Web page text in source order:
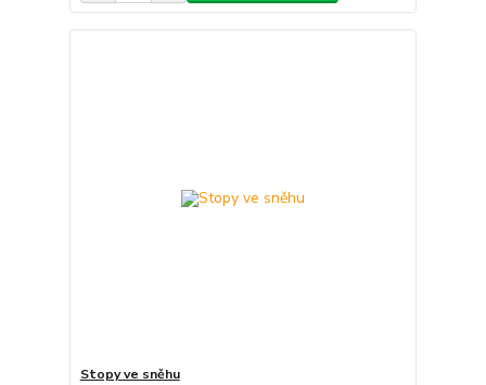
Stopy ve sněhu